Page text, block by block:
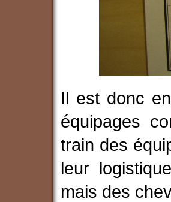
Il est donc
équipages
train des
leur
mais des